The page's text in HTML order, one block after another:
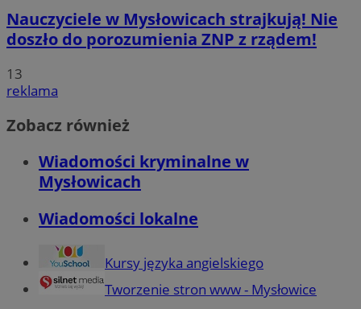
Nauczyciele w Mysłowicach strajkują! Nie
doszło do porozumienia ZNP z rządem!
13
reklama
Zobacz również
Wiadomości kryminalne w
Mysłowicach
Wiadomości lokalne
Kursy języka angielskiego
Tworzenie stron www - Mysłowice